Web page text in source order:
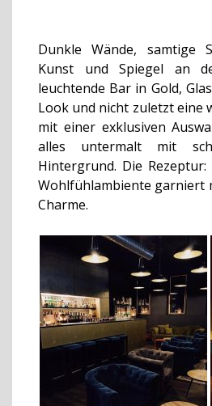
Dunkle Wände, samtige
Kunst und Spiegel an
leuchtende Bar in Gold,
Look und nicht zuletzt eine
mit einer exklusiven
alles untermalt mit
Hintergrund. Die Rezeptur:
Wohlfühlambiente garniert
Charme.